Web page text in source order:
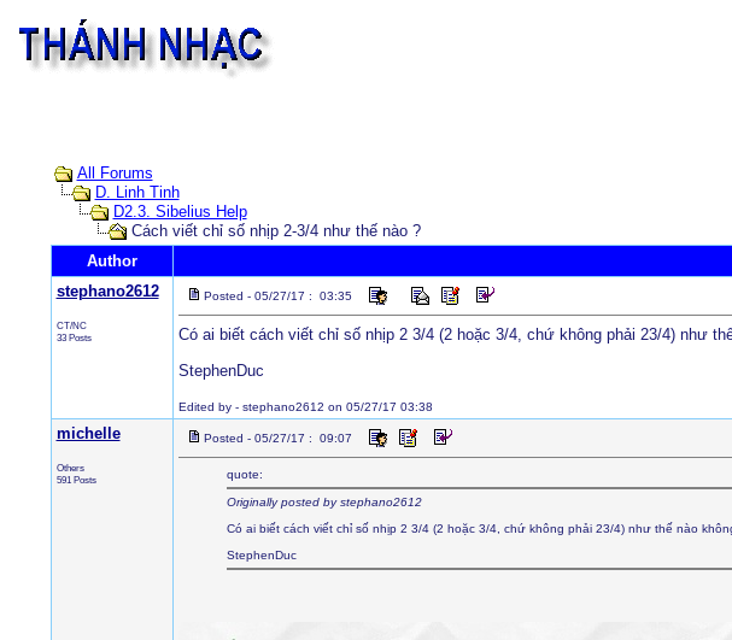
All Forums
D. Linh Tinh
D2.3. Sibelius Help
Cách viết chỉ số nhịp 2-3/4 như thế nào ?
Author
stephano2612
CT/NC
33 Posts
Posted - 05/27/17 : 03:35
Có ai biết cách viết chỉ số nhịp 2 3/4 (2 hoặc 3/4, chứ không phải 23/4) như
StephenDuc
Edited by - stephano2612 on 05/27/17 03:38
michelle
Others
591 Posts
Posted - 05/27/17 : 09:07
quote:
Originally posted by stephano2612
Có ai biết cách viết chỉ số nhịp 2 3/4 (2 hoặc 3/4, chứ không phải 23/4) như thế nào
StephenDuc